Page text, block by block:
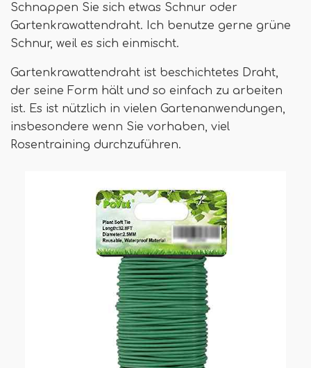
Schnappen Sie sich etwas Schnur oder
Gartenkrawattendraht. Ich benutze gerne grüne
Schnur, weil es sich einmischt.
Gartenkrawattendraht ist beschichtetes Draht,
der seine Form hält und so einfach zu arbeiten
ist. Es ist nützlich in vielen Gartenanwendungen,
insbesondere wenn Sie vorhaben, viel
Rosentraining durchzuführen.